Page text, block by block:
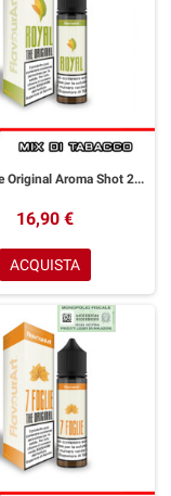
ROYAL The Original Aroma Shot 20ml FLAVOURART Mix di Tabacco
16,90 €
ACQUISTA